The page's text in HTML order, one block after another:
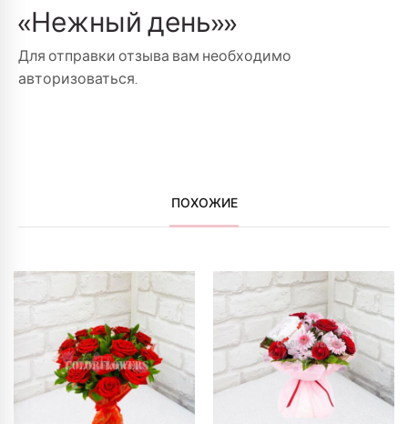
«Нежный день»»
Для отправки отзыва вам необходимо
авторизоваться.
ПОХОЖИЕ